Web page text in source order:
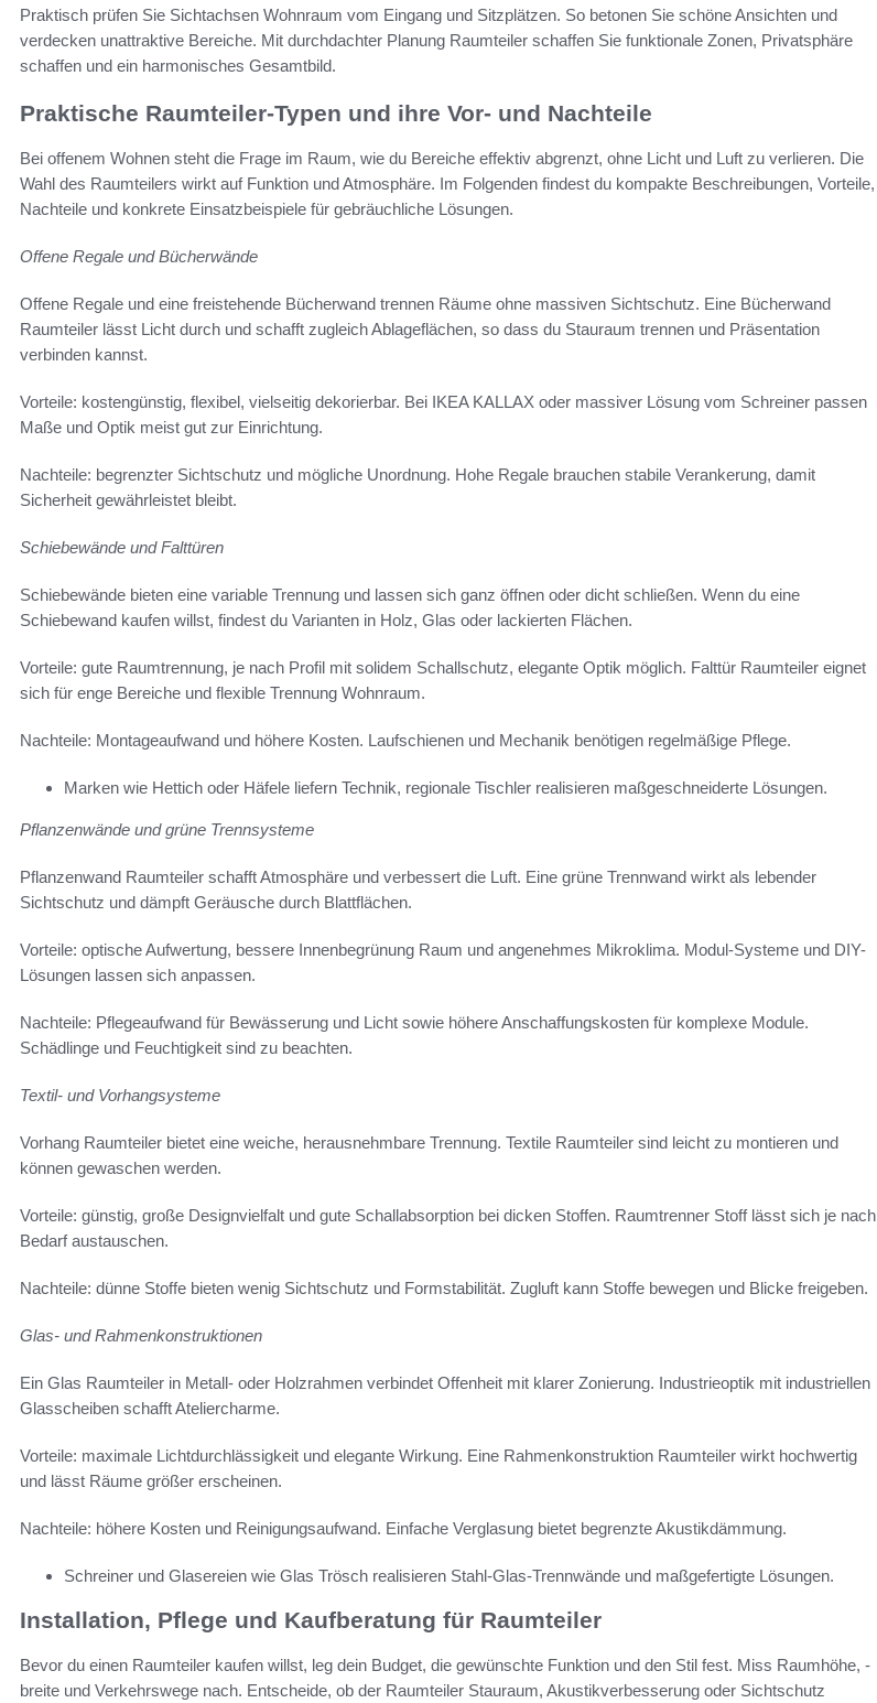
Praktisch prüfen Sie Sichtachsen Wohnraum vom Eingang und Sitzplätzen. So betonen Sie schöne Ansichten und
verdecken unattraktive Bereiche. Mit durchdachter Planung Raumteiler schaffen Sie funktionale Zonen, Privatsphäre
schaffen und ein harmonisches Gesamtbild.
Praktische Raumteiler-Typen und ihre Vor- und Nachteile
Bei offenem Wohnen steht die Frage im Raum, wie du Bereiche effektiv abgrenzt, ohne Licht und Luft zu verlieren. Die
Wahl des Raumteilers wirkt auf Funktion und Atmosphäre. Im Folgenden findest du kompakte Beschreibungen, Vorteile,
Nachteile und konkrete Einsatzbeispiele für gebräuchliche Lösungen.
Offene Regale und Bücherwände
Offene Regale und eine freistehende Bücherwand trennen Räume ohne massiven Sichtschutz. Eine Bücherwand
Raumteiler lässt Licht durch und schafft zugleich Ablageflächen, so dass du Stauraum trennen und Präsentation
verbinden kannst.
Vorteile: kostengünstig, flexibel, vielseitig dekorierbar. Bei IKEA KALLAX oder massiver Lösung vom Schreiner passen
Maße und Optik meist gut zur Einrichtung.
Nachteile: begrenzter Sichtschutz und mögliche Unordnung. Hohe Regale brauchen stabile Verankerung, damit
Sicherheit gewährleistet bleibt.
Schiebewände und Falttüren
Schiebewände bieten eine variable Trennung und lassen sich ganz öffnen oder dicht schließen. Wenn du eine
Schiebewand kaufen willst, findest du Varianten in Holz, Glas oder lackierten Flächen.
Vorteile: gute Raumtrennung, je nach Profil mit solidem Schallschutz, elegante Optik möglich. Falttür Raumteiler eignet
sich für enge Bereiche und flexible Trennung Wohnraum.
Nachteile: Montageaufwand und höhere Kosten. Laufschienen und Mechanik benötigen regelmäßige Pflege.
Marken wie Hettich oder Häfele liefern Technik, regionale Tischler realisieren maßgeschneiderte Lösungen.
Pflanzenwände und grüne Trennsysteme
Pflanzenwand Raumteiler schafft Atmosphäre und verbessert die Luft. Eine grüne Trennwand wirkt als lebender
Sichtschutz und dämpft Geräusche durch Blattflächen.
Vorteile: optische Aufwertung, bessere Innenbegrünung Raum und angenehmes Mikroklima. Modul-Systeme und DIY-
Lösungen lassen sich anpassen.
Nachteile: Pflegeaufwand für Bewässerung und Licht sowie höhere Anschaffungskosten für komplexe Module.
Schädlinge und Feuchtigkeit sind zu beachten.
Textil- und Vorhangsysteme
Vorhang Raumteiler bietet eine weiche, herausnehmbare Trennung. Textile Raumteiler sind leicht zu montieren und
können gewaschen werden.
Vorteile: günstig, große Designvielfalt und gute Schallabsorption bei dicken Stoffen. Raumtrenner Stoff lässt sich je nach
Bedarf austauschen.
Nachteile: dünne Stoffe bieten wenig Sichtschutz und Formstabilität. Zugluft kann Stoffe bewegen und Blicke freigeben.
Glas- und Rahmenkonstruktionen
Ein Glas Raumteiler in Metall- oder Holzrahmen verbindet Offenheit mit klarer Zonierung. Industrieoptik mit industriellen
Glasscheiben schafft Ateliercharme.
Vorteile: maximale Lichtdurchlässigkeit und elegante Wirkung. Eine Rahmenkonstruktion Raumteiler wirkt hochwertig
und lässt Räume größer erscheinen.
Nachteile: höhere Kosten und Reinigungsaufwand. Einfache Verglasung bietet begrenzte Akustikdämmung.
Schreiner und Glasereien wie Glas Trösch realisieren Stahl-Glas-Trennwände und maßgefertigte Lösungen.
Installation, Pflege und Kaufberatung für Raumteiler
Bevor du einen Raumteiler kaufen willst, leg dein Budget, die gewünschte Funktion und den Stil fest. Miss Raumhöhe, -
breite und Verkehrswege nach. Entscheide, ob der Raumteiler Stauraum, Akustikverbesserung oder Sichtschutz